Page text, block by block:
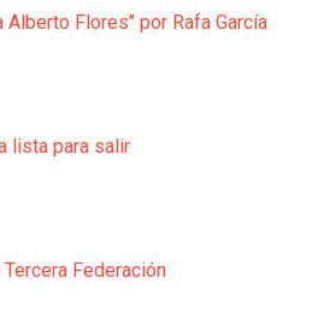
Alberto Flores" por Rafa García
lista para salir
Federación